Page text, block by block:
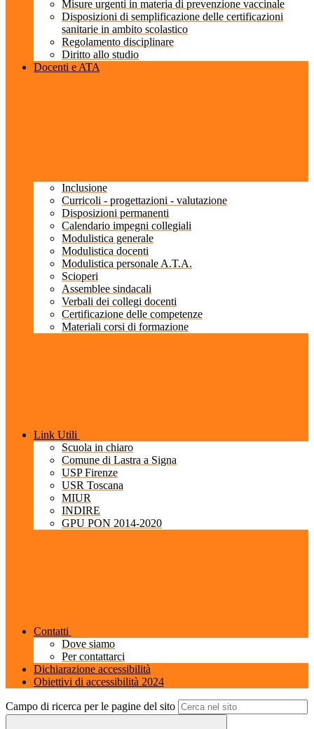
Misure urgenti in materia di prevenzione vaccinale
Disposizioni di semplificazione delle certificazioni
sanitarie in ambito scolastico
Regolamento disciplinare
Diritto allo studio
Docenti e ATA
Inclusione
Curricoli - progettazioni - valutazione
Disposizioni permanenti
Calendario impegni collegiali
Modulistica generale
Modulistica docenti
Modulistica personale A.T.A.
Scioperi
Assemblee sindacali
Verbali dei collegi docenti
Certificazione delle competenze
Materiali corsi di formazione
Link Utili
Scuola in chiaro
Comune di Lastra a Signa
USP Firenze
USR Toscana
MIUR
INDIRE
GPU PON 2014-2020
Contatti
Dove siamo
Per contattarci
Dichiarazione accessibilità
Obiettivi di accessibilità 2024
Campo di ricerca per le pagine del sito